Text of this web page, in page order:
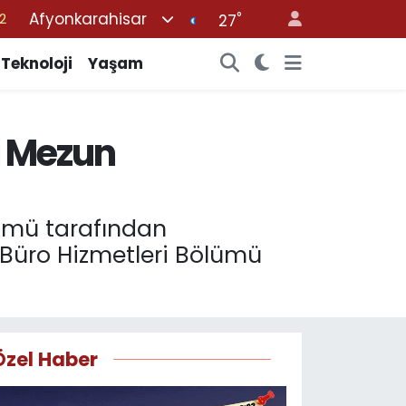
Afyonkarahisar 27°
Teknoloji Yaşam
tarafından
Hizmetleri Bölümü
Haber